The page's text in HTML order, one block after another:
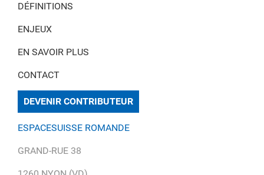
DÉFINITIONS
ENJEUX
EN SAVOIR PLUS
CONTACT
DEVENIR CONTRIBUTEUR
ESPACESUISSE ROMANDE
GRAND-RUE 38